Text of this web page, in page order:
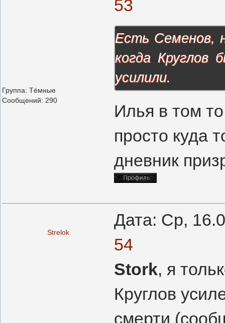
53
Группа: Тёмные
Сообщений: 290
Есть Семенов,
когда Круглов
усилили.
Илья в том
просто куда
дневник
Strelok
Дата: Ср,
54
Stork, я
Круглов
смерти